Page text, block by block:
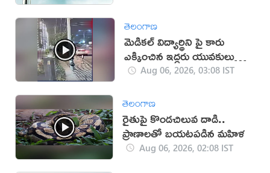
తెలంగాణ
మెడికల్ విద్యార్థిని పై కారు
ఎక్కించిన ఇద్దరు యువకులు
(వీడియో)
Aug 06, 2026, 03:08 IST
తెలంగాణ
రైతుపై కొండచిలువ దాడి..
ప్రాణాలతో బయటపడిన మహిళ
Aug 06, 2026, 02:08 IST